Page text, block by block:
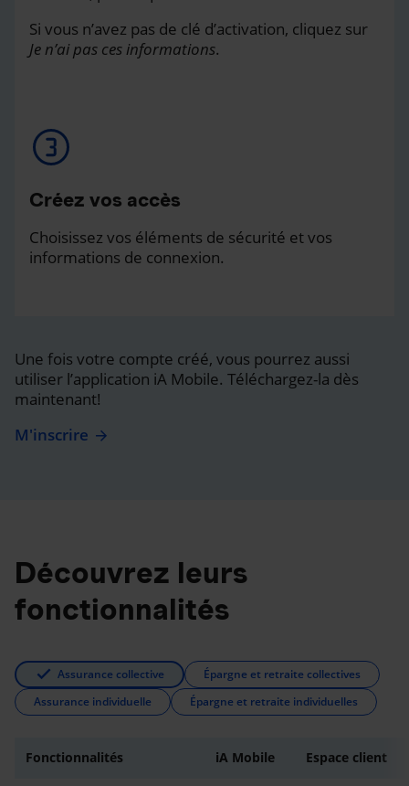
Si vous n’avez pas de clé d’activation, cliquez sur
Je n’ai pas ces informations.
Créez vos accès
Choisissez vos éléments de sécurité et vos
informations de connexion.
Une fois votre compte créé, vous pourrez aussi
utiliser l’application iA Mobile. Téléchargez-la dès
maintenant!
M'inscrire
Découvrez leurs
fonctionnalités
Assurance collective
Épargne et retraite collectives
Assurance individuelle
Épargne et retraite individuelles
Fonctionnalités iA Mobile Espace client